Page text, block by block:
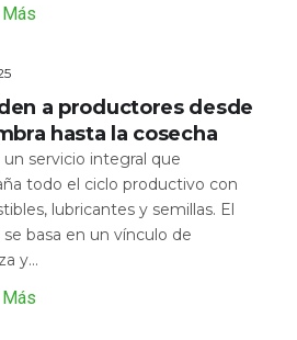
a productores desde
hasta la cosecha
un servicio integral que
todo el ciclo productivo con
lubricantes y semillas. El
basa en un vínculo de
y...